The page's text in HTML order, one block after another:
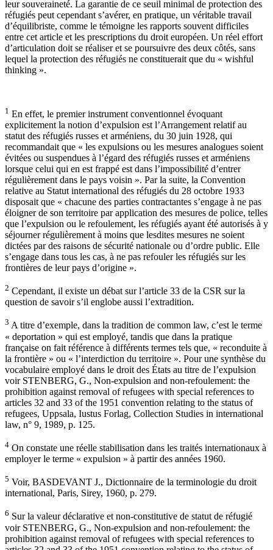
leur souveraineté. La garantie de ce seuil minimal de protection des
réfugiés peut cependant s’avérer, en pratique, un véritable travail
d’équilibriste, comme le témoigne les rapports souvent difficiles
entre cet article et les prescriptions du droit européen. Un réel effort
d’articulation doit se réaliser et se poursuivre des deux côtés, sans
lequel la protection des réfugiés ne constituerait que du « wishful
thinking ».
1 En effet, le premier instrument conventionnel évoquant
explicitement la notion d’expulsion est l’Arrangement relatif au
statut des réfugiés russes et arméniens, du 30 juin 1928, qui
recommandait que « les expulsions ou les mesures analogues soient
évitées ou suspendues à l’égard des réfugiés russes et arméniens
lorsque celui qui en est frappé est dans l’impossibilité d’entrer
régulièrement dans le pays voisin ». Par la suite, la Convention
relative au Statut international des réfugiés du 28 octobre 1933
disposait que « chacune des parties contractantes s’engage à ne pas
éloigner de son territoire par application des mesures de police, telles
que l’expulsion ou le refoulement, les réfugiés ayant été autorisés à y
séjourner régulièrement à moins que lesdites mesures ne soient
dictées par des raisons de sécurité nationale ou d’ordre public. Elle
s’engage dans tous les cas, à ne pas refouler les réfugiés sur les
frontières de leur pays d’origine ».
2 Cependant, il existe un débat sur l’article 33 de la CSR sur la
question de savoir s’il englobe aussi l’extradition.
3 A titre d’exemple, dans la tradition de common law, c’est le terme
« deportation » qui est employé, tandis que dans la pratique
française on fait référence à différents termes tels que, « reconduite à
la frontière » ou « l’interdiction du territoire ». Pour une synthèse du
vocabulaire employé dans le droit des États au titre de l’expulsion
voir STENBERG, G., Non-expulsion and non-refoulement: the
prohibition against removal of refugees with special references to
articles 32 and 33 of the 1951 convention relating to the status of
refugees, Uppsala, Iustus Forlag, Collection Studies in international
law, n° 9, 1989, p. 125.
4 On constate une réelle stabilisation dans les traités internationaux à
employer le terme « expulsion » à partir des années 1960.
5 Voir, BASDEVANT J., Dictionnaire de la terminologie du droit
international, Paris, Sirey, 1960, p. 279.
6 Sur la valeur déclarative et non-constitutive de statut de réfugié
voir STENBERG, G., Non-expulsion and non-refoulement: the
prohibition against removal of refugees with special references to